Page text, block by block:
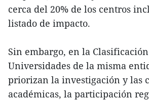
cerca del 20% de los centros
listado de impacto.
Sin embargo, en la
Universidades de la misma
priorizan la investigación y las
académicas, la participación